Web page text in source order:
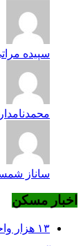
سپیده
ساناز
اخبار مسکن
۱۳ هزار واحد مسکن حمایتی در تهران در حال ساخت